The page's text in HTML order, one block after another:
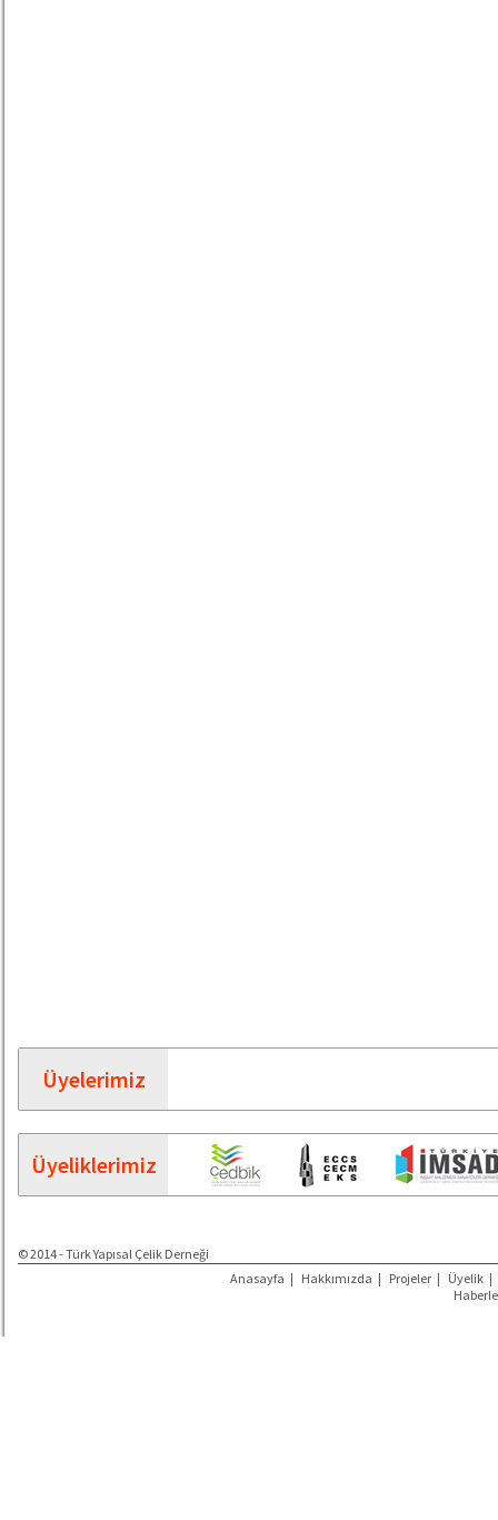
Üyelerimiz
Üyeliklerimiz
© 2014 - Türk Yapısal Çelik Derneği
Anasayfa | Hakkımızda | Projeler | Üyelik |